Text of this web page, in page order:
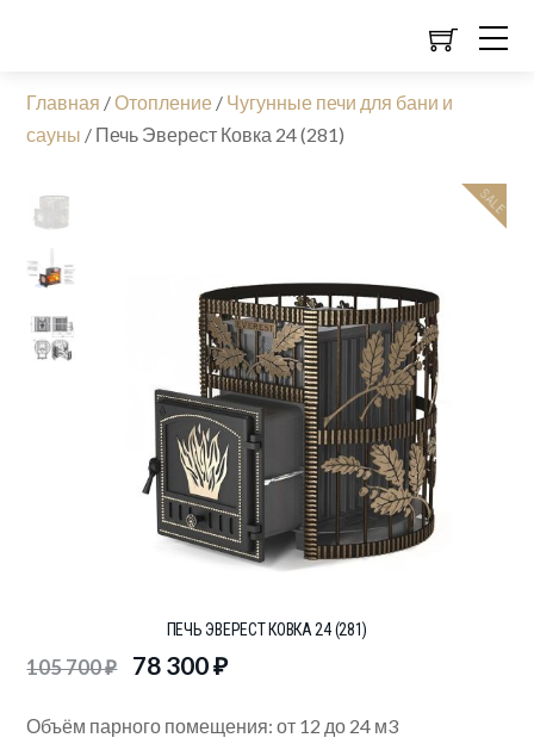
Главная /Отопление / Чугунные печи для бани и
сауны / Печь Эверест Ковка 24 (281)
SALE
ПЕЧЬ ЭВЕРЕСТ КОВКА 24 (281)
105 700₽ 78 300₽
Объём парного помещения: от 12 до 24 м3